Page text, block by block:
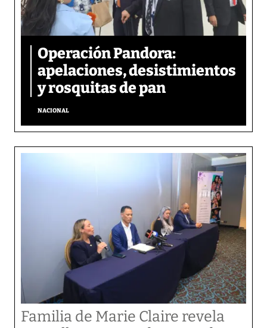
Operación Pandora:
apelaciones, desistimientos
y rosquitas de pan
NACIONAL
Familia de Marie Claire revela